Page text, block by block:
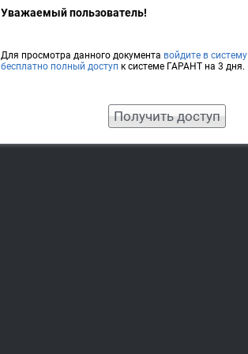
Уважаемый пользователь!
Для просмотра данного документа войдите в систему
бесплатно полный доступ к системе ГАРАНТ на 3 дня.
Получить доступ